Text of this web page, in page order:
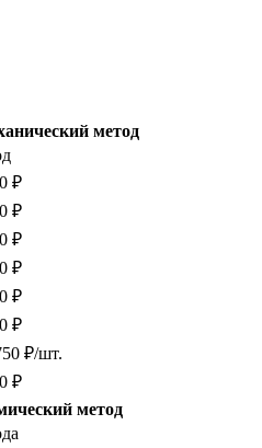
метод
₽
₽
₽
₽
₽
₽
₽/шт.
₽
метод